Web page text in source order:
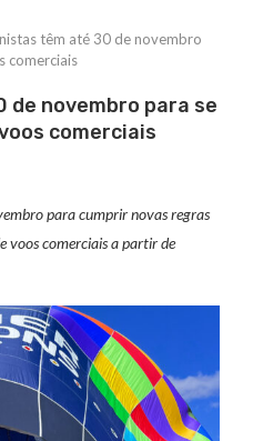
têm até 30 de novembro
comerciais
novembro para se
comerciais
para cumprir novas regras
voos comerciais a partir de